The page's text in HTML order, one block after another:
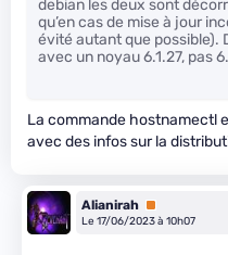
debian les deux sont
qu’en cas de mise à jour
évité autant que possible).
avec un noyau 6.1.27, pas
La commande hostnamectl
avec des infos sur la
Alianirah Premium
Le 17/06/2023 à 10h07